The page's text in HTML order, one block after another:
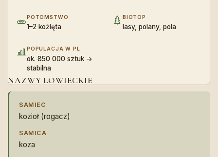
POTOMSTWO
1–2 koźlęta
BIOTOP
lasy, polany, pola
POPULACJA W PL
ok. 850 000 sztuk →
stabilna
NAZWY ŁOWIECKIE
SAMIEC
kozioł (rogacz)
SAMICA
koza